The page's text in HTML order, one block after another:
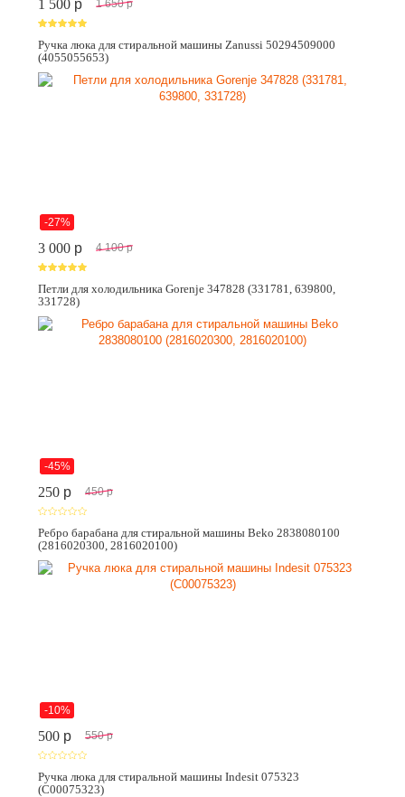
1 500 p 1 650 p
Ручка люка для стиральной машины Zanussi 50294509000
(4055055653)
-27%
3 000 p 4 100 p
Петли для холодильника Gorenje 347828 (331781, 639800,
331728)
-45%
250 p 450 p
Ребро барабана для стиральной машины Beko 2838080100
(2816020300, 2816020100)
-10%
500 p 550 p
Ручка люка для стиральной машины Indesit 075323
(C00075323)